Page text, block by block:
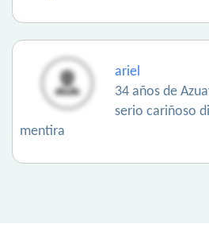
ariel
34 años de
serio cariñoso
mentira